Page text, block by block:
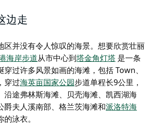
边走
区并没有令人惊叹的海景。想要欣赏壮丽
海岸步道从市中心到塔金角灯塔 是一条
穿过许多风景如画的海滩，包括 Town、
穿过海英亩国家公园步道单程长9公里，
沿途弗林斯海滩、贝壳海滩、凯西湖海
爵夫人溪南部、格兰茨海滩和派洛特海
泳衣。